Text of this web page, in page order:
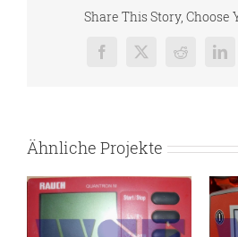
Share This Story, Choose
Facebook
X Reddit
Ähnliche Projekte